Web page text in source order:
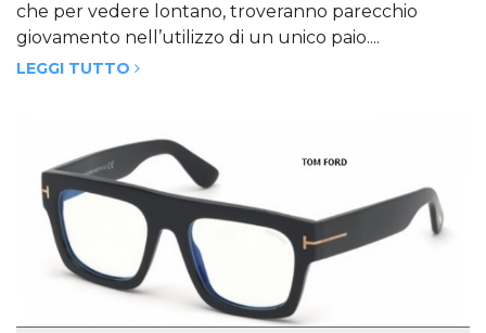
che per vedere lontano, troveranno parecchio
giovamento nell’utilizzo di un unico paio....
LEGGI TUTTO